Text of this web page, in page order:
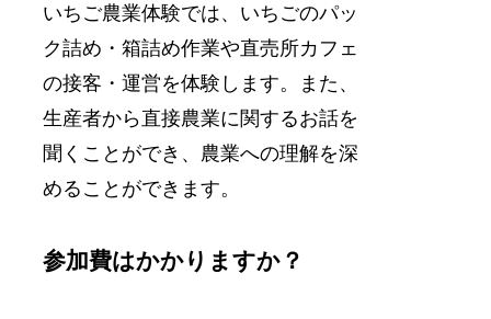
いちご農業体験では、いちごのパッ
ク詰め・箱詰め作業や直売所カフェ
の接客・運営を体験します。また、
生産者から直接農業に関するお話を
聞くことができ、農業への理解を深
めることができます。
参加費はかかりますか？